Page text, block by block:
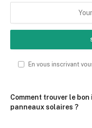
En vous inscrivant
Comment trouver le
panneaux solaires ?